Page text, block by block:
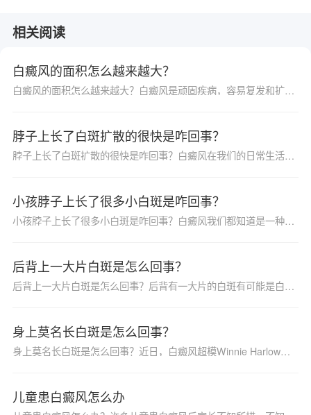
相关阅读
白癜风的面积怎么越来越大？
白癜风的面积怎么越来越大？白癜风是顽固疾病，容易复发和扩散，所以我们治疗时候需要更长的时间和精力，坚持治疗，这样才能起到治疗效果。可是有的患者在治疗后期发现自己白斑慢慢越大了，很是害怕，那么，白癜风的面积怎么越来越大？
脖子上长了白斑扩散的很快是咋回事？
脖子上长了白斑扩散的很快是咋回事？白癜风在我们的日常生活中属于一种比较常见并且很高发的皮肤科疾病，而且一旦患病就会严重危害着患者的身心健康，这种疾病的出现给患者带来的影响极大，一定要尽快找准病因并治疗。千万不能盲目用药以免对患者造成更严重的伤害，那么下面就为大家来详细介绍一下脖子上长了白斑扩散的很快是咋回事吧，希望能帮助到大家。
小孩脖子上长了很多小白斑是咋回事？
小孩脖子上长了很多小白斑是咋回事？白癜风我们都知道是一种比较常见的皮肤科疾病之一，该病患病率逐年上升，该疾病不仅对患者身体健康伤害极大，如果没有及时得到治疗还很容易引起其他疾病，随着我国医学水平的不断发展，治疗白癜风的方法也有很多，比如药物治疗方法等，那么下面为大家详细介绍一下吧。
后背上一大片白斑是怎么回事？
后背上一大片白斑是怎么回事？后背有一大片的白斑有可能是白癜风，因为白癜风的症状和其他的一些疾病比较相似，所以具体的情况是需要患者到医院去检查的，不是说所有的白斑都是白癜风，所以说去医院用仪器检查这样得出的结果也是精准的，知道自己到底是什么病才能用相对应的药物治疗治疗好，要不然的话会影响白癜风的病情，那么后背上一大片白斑是怎么回事？
身上莫名长白斑是怎么回事？
身上莫名长白斑是怎么回事？近日，白癜风超模Winnie Harlow如愿登上了维密舞台，有关此次她的登台无疑带来不小的争论，她也让白癜风这个词持续在媒体刷屏，更多的人开始注意到白癜风这种疾病。那么，到底什么是白癜风呢？
儿童患白癜风怎么办